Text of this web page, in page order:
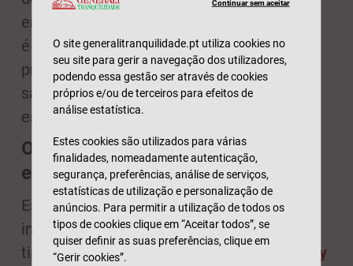
endométrio, esófago e pâncreas. Por isso,
é fundamental controlar o peso através da
prática desportiva e de uma alimentação
saudável. Se for necessário, procure um
especialista.
Opte por uma alimentação
equilibrada
Está provado cientificamente que a dieta
influencia o risco de desenvolver alguns
tipos de cancro. A
American Cancer Society
Continuar sem aceitar
O site generalitranquilidade.pt utiliza cookies no
seu site para gerir a navegação dos utilizadores,
podendo essa gestão ser através de cookies
próprios e/ou de terceiros para efeitos de
análise estatística.
Estes cookies são utilizados para várias
finalidades, nomeadamente autenticação,
segurança, preferências, análise de serviços,
estatísticas de utilização e personalização de
anúncios. Para permitir a utilização de todos os
tipos de cookies clique em “Aceitar todos”, se
quiser definir as suas preferências, clique em
“Gerir cookies”.